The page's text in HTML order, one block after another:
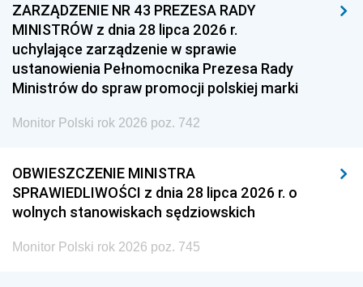
ZARZĄDZENIE NR 43 PREZESA RADY
MINISTRÓW z dnia 28 lipca 2026 r.
uchylające zarządzenie w sprawie
ustanowienia Pełnomocnika Prezesa Rady
Ministrów do spraw promocji polskiej marki
Monitor Polski rok 2026 poz. 742
OBWIESZCZENIE MINISTRA
SPRAWIEDLIWOŚCI z dnia 28 lipca 2026 r. o
wolnych stanowiskach sędziowskich
Monitor Polski rok 2026 poz. 745